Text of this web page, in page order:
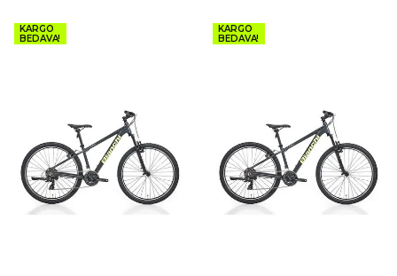
KARGO
BEDAVA!
KARGO
BEDAVA!